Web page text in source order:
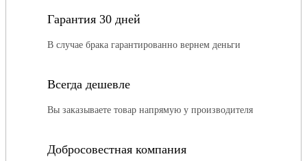
Гарантия 30 дней
В случае брака гарантированно вернем деньги
Всегда дешевле
Вы заказываете товар напрямую у производителя
Добросовестная компания